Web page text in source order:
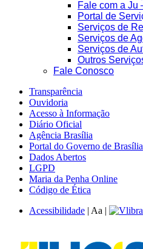
Fale com a Ju
Portal de
Serviços de
Serviços de
Serviços de
Outros
Fale Conosco
Transparência
Ouvidoria
Acesso à Informação
Diário Oficial
Agência Brasília
Portal do Governo de Brasília
Dados Abertos
LGPD
Maria da Penha Online
Código de Ética
Acessibilidade | Aa |